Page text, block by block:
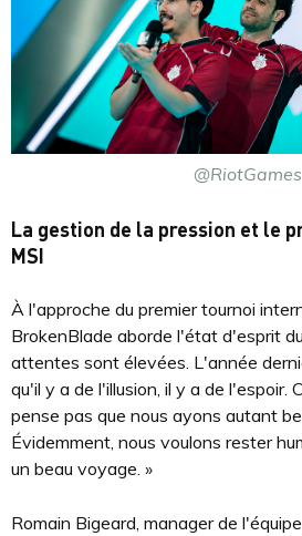
@RiotGames
La gestion de la pression et le
MSI
À l'approche du premier tournoi
BrokenBlade aborde l'état d'esprit
attentes sont élevées. L'année
qu'il y a de l'illusion, il y a de l'espoir.
pense pas que nous ayons autant
Évidemment, nous voulons rester
un beau voyage. »
Romain Bigeard, manager de